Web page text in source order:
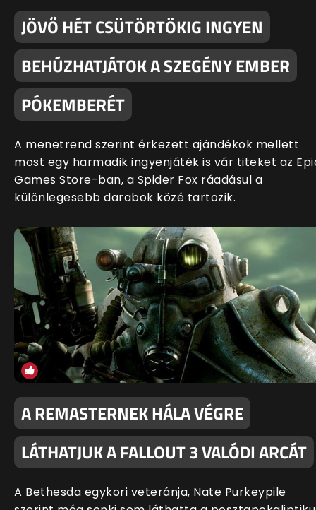
JÖVŐ HÉT CSÜTÖRTÖKIG INGYEN
BEHÚZHATJÁTOK A SZEGÉNY EMBER
PÓKEMBERÉT
A menetrend szerint érkezett ajándékok mellett
most egy harmadik ingyenjáték is vár titeket az
Games Store-ban, a Spider Fox ráadásul a
különlegesebb darabok közé tartozik.
A REMASTERNEK HÁLA VÉGRE
LÁTHATJUK A FALLOUT 3 VALÓDI ARCÁT
A Bethesda egykori veteránja, Nate Purkeypile